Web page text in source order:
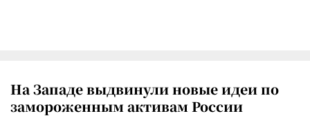
На Западе выдвинули новые идеи по
замороженным активам России